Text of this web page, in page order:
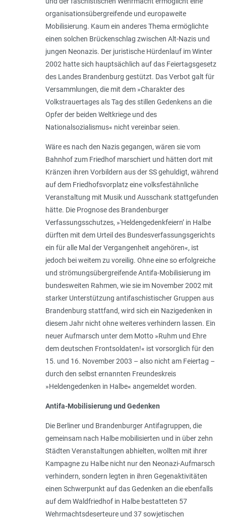
organisationsübergreifende und europaweite
Mobilisierung. Kaum ein anderes Thema ermöglichte
einen solchen Brückenschlag zwischen Alt-Nazis und
jungen Neonazis. Der juristische Hürdenlauf im Winter
2002 hatte sich hauptsächlich auf das Feiertagsgesetz
des Landes Brandenburg gestützt. Das Verbot galt für
Versammlungen, die mit dem »Charakter des
Volkstrauertages als Tag des stillen Gedenkens an die
Opfer der beiden Weltkriege und des
Nationalsozialismus« nicht vereinbar seien.
Wäre es nach den Nazis gegangen, wären sie vom
Bahnhof zum Friedhof marschiert und hätten dort mit
Kränzen ihren Vorbildern aus der SS gehuldigt, während
auf dem Friedhofsvorplatz eine volksfestähnliche
Veranstaltung mit Musik und Ausschank stattgefunden
hätte. Die Prognose des Brandenburger
Verfassungsschutzes, »'Heldengedenkfeiern’ in Halbe
dürften mit dem Urteil des Bundesverfassungsgerichts
ein für alle Mal der Vergangenheit angehören«, ist
jedoch bei weitem zu voreilig. Ohne eine so erfolgreiche
und strömungsübergreifende Antifa-Mobilisierung im
bundesweiten Rahmen, wie sie im November 2002 mit
starker Unterstützung antifaschistischer Gruppen aus
Brandenburg stattfand, wird sich ein Nazigedenken in
diesem Jahr nicht ohne weiteres verhindern lassen. Ein
neuer Aufmarsch unter dem Motto »Ruhm und Ehre
dem deutschen Frontsoldaten!« ist vorsorglich für den
15. und 16. November 2003 – also nicht am Feiertag –
durch den selbst ernannten Freundeskreis
»Heldengedenken in Halbe« angemeldet worden.
Antifa-Mobilisierung und Gedenken
Die Berliner und Brandenburger Antifagruppen, die
gemeinsam nach Halbe mobilisierten und in über zehn
Städten Veranstaltungen abhielten, wollten mit ihrer
Kampagne zu Halbe nicht nur den Neonazi-Aufmarsch
verhindern, sondern legten in ihren Gegenaktivitäten
einen Schwerpunkt auf das Gedenken an die ebenfalls
auf dem Waldfriedhof in Halbe bestatteten 57
Wehrmachtsdeserteure und 37 sowjetischen